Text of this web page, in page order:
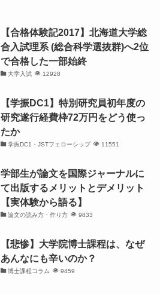
【合格体験記2017】北海道大学総
合入試理系 (総合科学選抜群)へ2位
で合格した一部始終
大学入試 12928
【学振DC1】特別研究員初年度の
研究遂行経費枠72万円をどう使っ
たか
学振DC1・JSTフェローシップ 11551
学部生が論文を国際ジャーナルに
て出版するメリットとデメリット
【実体験から語る】
論文の読み方・作り方 9833
【悲惨】大学院博士課程は、なぜ
あんなにも辛いのか？
博士課程コラム 9459